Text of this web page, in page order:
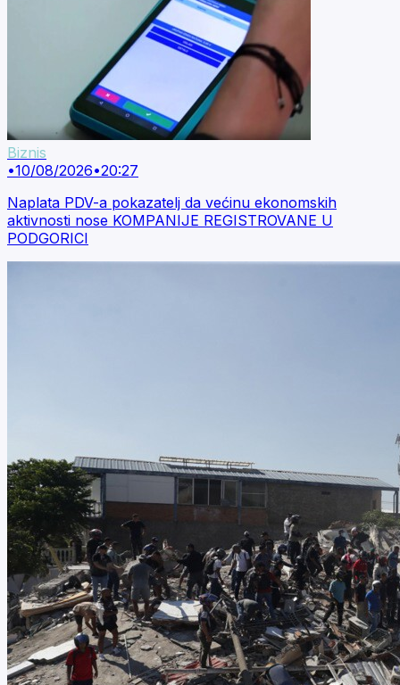
Biznis
•10/08/2026•20:27
Naplata PDV-a pokazatelj da većinu ekonomskih
aktivnosti nose KOMPANIJE REGISTROVANE U
PODGORICI